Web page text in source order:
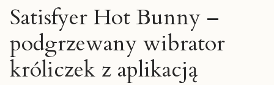
Satisfyer Hot Bunny –
podgrzewany wibrator
króliczek z aplikacją